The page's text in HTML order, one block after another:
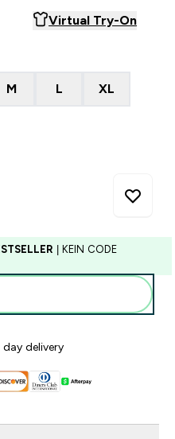
Virtual Try-On
M L XL
| KEIN CODE
delivery